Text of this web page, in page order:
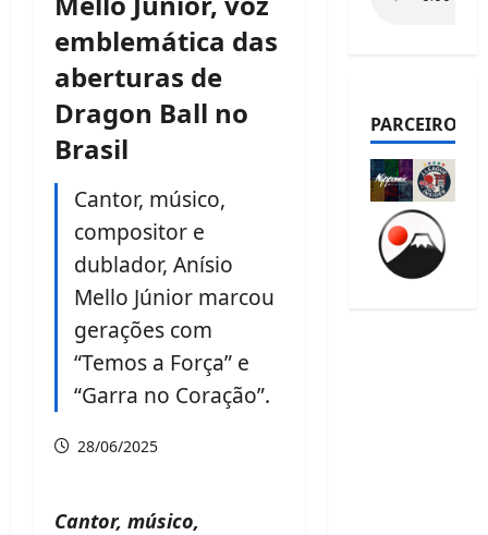
emblemática das
aberturas de
Dragon Ball no
Brasil
Cantor, músico,
compositor e
dublador, Anísio
Mello Júnior marcou
gerações com
“Temos a Força” e
“Garra no Coração”.
28/06/2025
Cantor, músico,
PARCEIROS